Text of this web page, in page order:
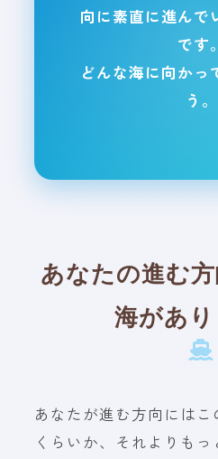
向に素直に進んで
です。
どんな海に向かっ
う。
あなたの進む
海があり
あなたが進む方向には
くらいか、それよりも